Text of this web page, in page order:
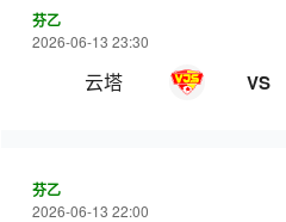
芬乙
2026-06-13 23:30
云塔 VS
芬乙
2026-06-13 22:00